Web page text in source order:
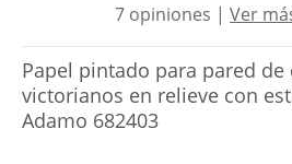
7 opiniones | Ver
Papel pintado para pared de
victorianos en relieve con
Adamo 682403